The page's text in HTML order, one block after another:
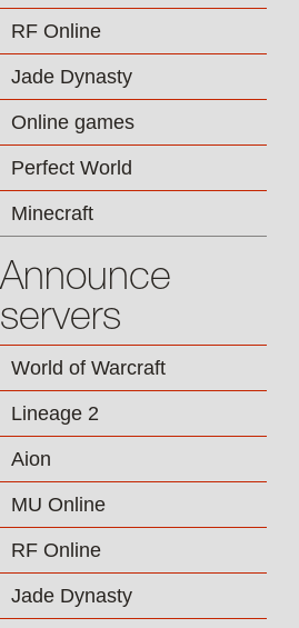
RF Online
Jade Dynasty
Online games
Perfect World
Minecraft
Announce
servers
World of Warcraft
Lineage 2
Aion
MU Online
RF Online
Jade Dynasty